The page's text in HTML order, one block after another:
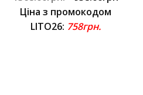
Ціна з промокодом
LITO26: 758грн.